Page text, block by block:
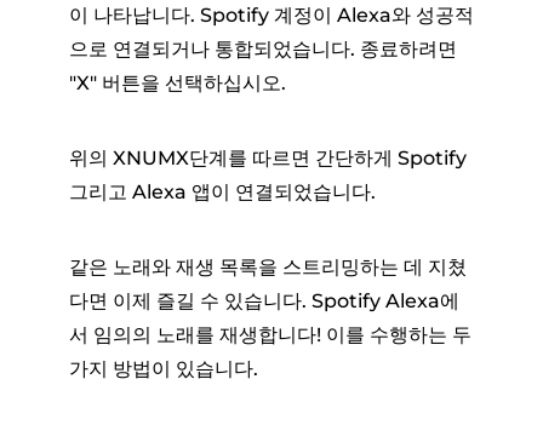
이 나타납니다. Spotify 계정이 Alexa와 성공적
으로 연결되거나 통합되었습니다. 종료하려면
"X" 버튼을 선택하십시오.
위의 XNUMX단계를 따르면 간단하게 Spotify
그리고 Alexa 앱이 연결되었습니다.
같은 노래와 재생 목록을 스트리밍하는 데 지쳤
다면 이제 즐길 수 있습니다. Spotify Alexa에
서 임의의 노래를 재생합니다! 이를 수행하는 두
가지 방법이 있습니다.